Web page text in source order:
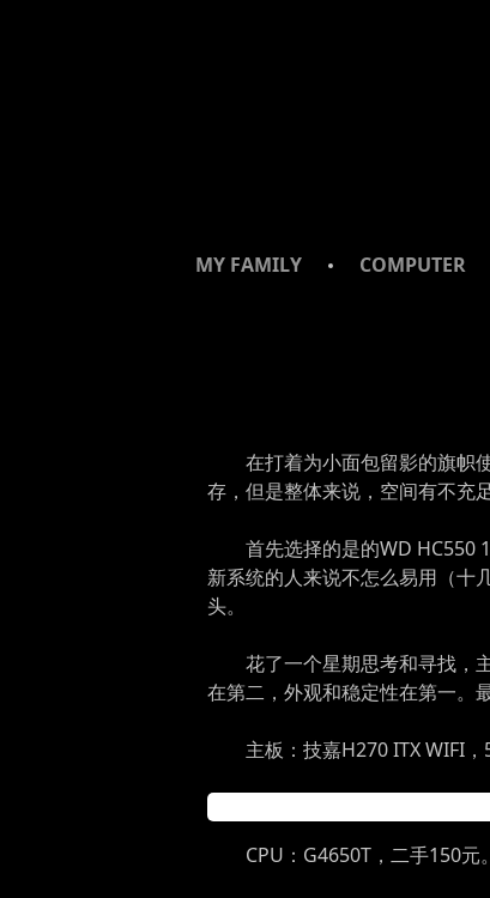
MY FAMILY COMPUTER
在打着为小面包留影的旗帜
存，但是整体来说，空间有不充
首先选择的是的WD HC550
新系统的人来说不怎么易用（十
头。
花了一个星期思考和寻找，
在第二，外观和稳定性在第一。
主板：技嘉H270 ITX WIFI
CPU：G4650T，二手150元